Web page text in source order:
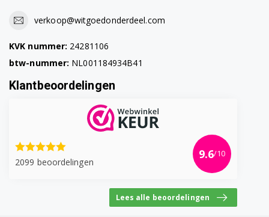
DS7335PX0 7188232560
DS7336PX0 7188231330
DS7432PXA 7188241340
DS7432RXW 7188232280
DS7432RXW 7188231820
DS7433PXW 7188234200
DS7433PXW 7188233980
verkoop@witgoedonderdeel.com
KVK nummer: 24281106
btw-nummer: NL001184934B41
Klantbeoordelingen
2099 beoordelingen
9.6/10
Lees alle beoordelingen